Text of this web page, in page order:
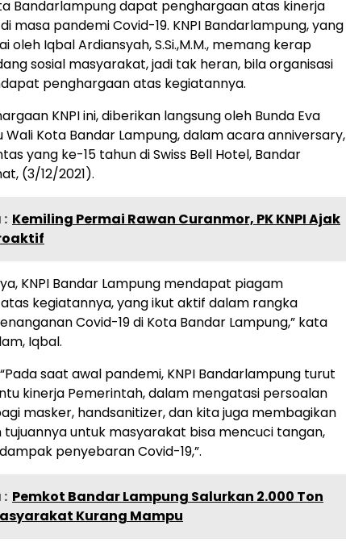
Bandarlampung dapat penghargaan atas kinerja
masa pandemi Covid-19. KNPI Bandarlampung, yang
oleh Iqbal Ardiansyah, S.Si.,M.M., memang kerap
sosial masyarakat, jadi tak heran, bila organisasi
penghargaan atas kegiatannya.
KNPI ini, diberikan langsung oleh Bunda Eva
Wali Kota Bandar Lampung, dalam acara anniversary,
yang ke-15 tahun di Swiss Bell Hotel, Bandar
(3/12/2021).
: Kemiling Permai Rawan Curanmor, PK KNPI Ajak
KNPI Bandar Lampung mendapat piagam
kegiatannya, yang ikut aktif dalam rangka
Covid-19 di Kota Bandar Lampung,” kata
Iqbal.
saat awal pandemi, KNPI Bandarlampung turut
kinerja Pemerintah, dalam mengatasi persoalan
masker, handsanitizer, dan kita juga membagikan
tujuannya untuk masyarakat bisa mencuci tangan,
penyebaran Covid-19,”.
: Pemkot Bandar Lampung Salurkan 2.000 Ton
Kurang Mampu